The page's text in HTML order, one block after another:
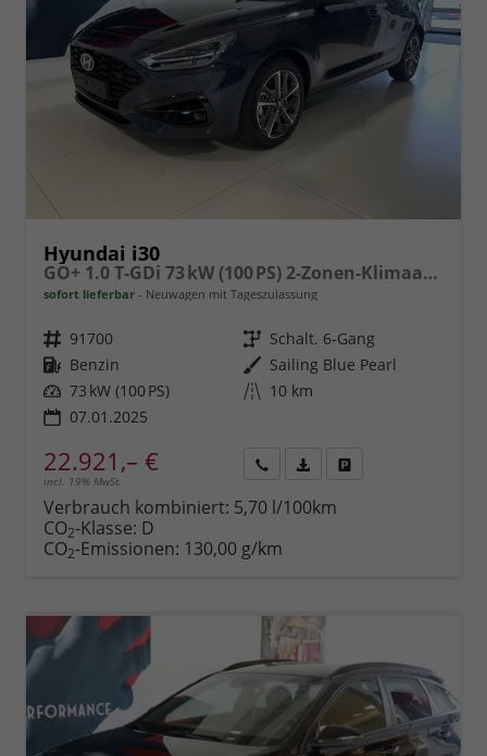
Hyundai i30
GO+ 1.0 T-GDi 73 kW (100 PS) 2-Zonen-Klimaautomatik, Lenkradheizung, Sitzheizung, Navigationssystem, DAB, Apple CarPlay, Android Auto, LED-Abblendlicht, Lichtsensor, Einparkhilfe vorne und hinten, Rückfahrkamera, 17 Zoll Leichtmetallfelgen, uvm.
sofort lieferbar Neuwagen mit Tageszulassung
Fahrzeugnr. 91700 Getriebe Schalt. 6-Gang
Kraftstoff Benzin Außenfarbe Sailing Blue Pearl
Leistung 73 kW (100 PS) Kilometerstand 10 km
07.01.2025
22.921,– €
incl. 19% MwSt.
anfordern
Datei,
Verbrauch kombiniert: 5,70 l/100km
CO2-Klasse: D
CO2-Emissionen: 130,00 g/km